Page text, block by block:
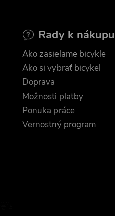
Rady k nákupu
Ako zasielame bicykle
Ako si vybrať bicykel
Doprava
Možnosti platby
Ponuka práce
Vernostný program